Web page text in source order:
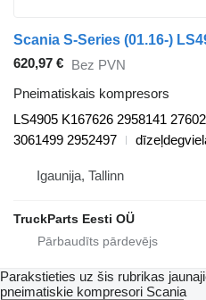
620,97 € Bez PVN
Pneimatiskais kompresors
LS4905 K167626 2958141
3061499 2952497
Igaunija, Tallinn
TruckParts Eesti OÜ
Parakstieties uz šis rubrikas
pneimatiskie kompresori Scania